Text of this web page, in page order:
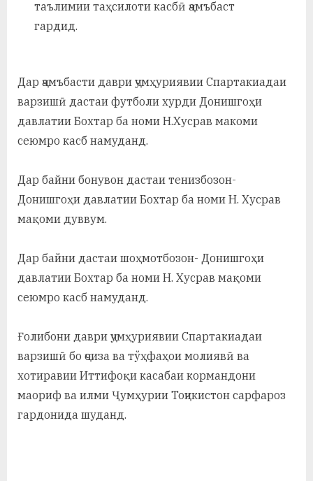
а
в
таълимии таҳсилоти касбӣ ҷамъбаст
гардид.
Дар ҷамъбасти даври ҷумҳуриявии Спартакиадаи
варзишӣ дастаи футболи хурди Донишгоҳи
давлатии Бохтар ба номи Н.Хусрав макоми
сеюмро касб намуданд.
Дар байни бонувон дастаи тенизбозон-
Донишгоҳи давлатии Бохтар ба номи Н. Хусрав
мақоми дуввум.
Дар байни дастаи шоҳмотбозон- Донишгоҳи
давлатии Бохтар ба номи Н. Хусрав мақоми
сеюмро касб намуданд.
Ғолибони даври ҷумҳуриявии Спартакиадаи
варзишӣ бо ҷоиза ва тўҳфаҳои молиявӣ ва
хотиравии Иттифоқи касабаи кормандони
маориф ва илми Ҷумҳурии Тоҷикистон сарфароз
гардонида шуданд.